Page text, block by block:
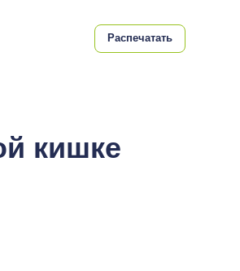
Распечатать
кишке